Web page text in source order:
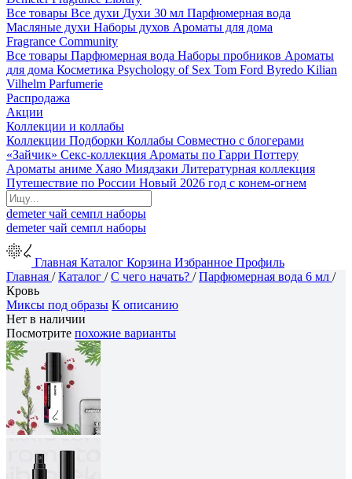
Все товары Все духи Духи 30 мл Парфюмерная вода
Масляные духи Наборы духов Ароматы для дома
Fragrance Community
Все товары Парфюмерная вода Наборы пробников Ароматы
для дома Косметика Psychology of Sex Tom Ford Byredo Kilian
Vilhelm Parfumerie
Распродажа
Акции
Коллекции и коллабы
Коллекции Подборки Коллабы Совместно с блогерами
«Зайчик» Секс-коллекция Ароматы по Гарри Поттеру
Ароматы аниме Хаяо Миядзаки Литературная коллекция
Путешествие по России Новый 2026 год с конем-огнем
demeterчай семпл наборы
demeterчай семпл наборы
Главная Каталог Корзина Избранное Профиль
Главная /Каталог /С чего начать? /Парфюмерная вода 6 мл /
Кровь
Миксы под образы К описанию
Нет в наличии
Посмотрите похожие варианты